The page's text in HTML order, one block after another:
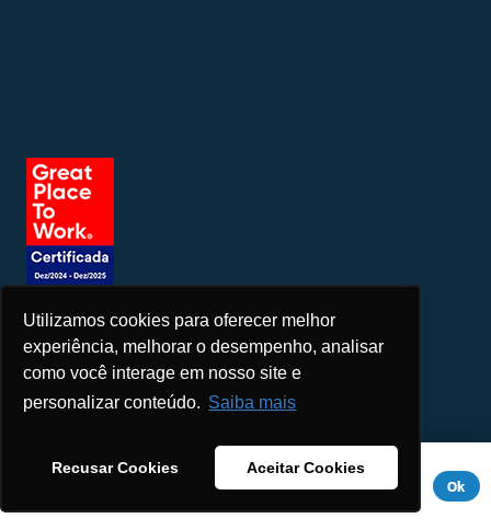
Utilizamos cookies para oferecer melhor
experiência, melhorar o desempenho, analisar
como você interage em nosso site e
personalizar conteúdo. Saiba mais
Recusar Cookies Aceitar Cookies
Seja um patrocinador
Este site usa cookies para melhorar sua experiência. Se você
continuar a usar este site, você concorda com ele.Aviso de
Privacidade
Ok